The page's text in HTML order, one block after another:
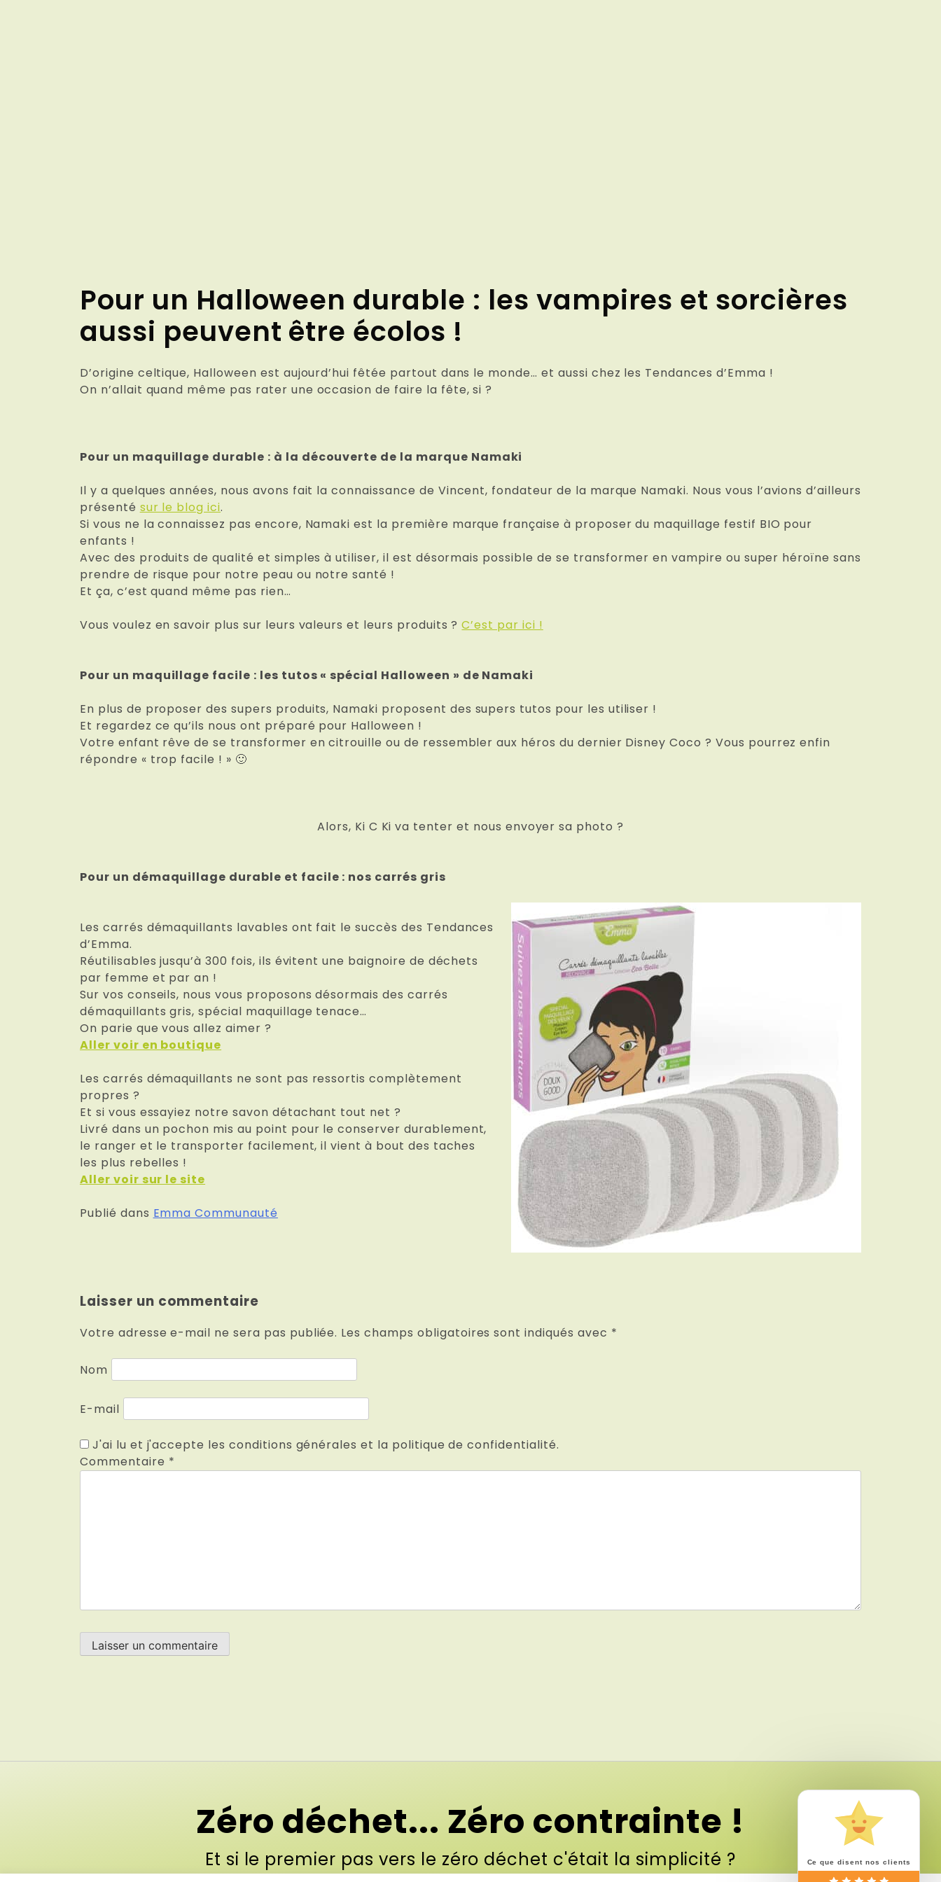
Pour un Halloween durable : les vampires et sorcières
aussi peuvent être écolos !
D’origine celtique, Halloween est aujourd’hui fêtée partout dans le monde… et aussi chez les Tendances d’Emma !
On n’allait quand même pas rater une occasion de faire la fête, si ?
Pour un maquillage durable : à la découverte de la marque Namaki
Il y a quelques années, nous avons fait la connaissance de Vincent, fondateur de la marque Namaki. Nous vous l’avions d’ailleurs
présenté sur le blog ici.
Si vous ne la connaissez pas encore, Namaki est la première marque française à proposer du maquillage festif BIO pour
enfants !
Avec des produits de qualité et simples à utiliser, il est désormais possible de se transformer en vampire ou super héroïne sans
prendre de risque pour notre peau ou notre santé !
Et ça, c’est quand même pas rien…
Vous voulez en savoir plus sur leurs valeurs et leurs produits ?C’est par ici !
Pour un maquillage facile : les tutos « spécial Halloween » de Namaki
En plus de proposer des supers produits, Namaki proposent des supers tutos pour les utiliser !
Et regardez ce qu’ils nous ont préparé pour Halloween !
Votre enfant rêve de se transformer en citrouille ou de ressembler aux héros du dernier Disney Coco ? Vous pourrez enfin
répondre « trop facile ! » 🙂
Alors, Ki C Ki va tenter et nous envoyer sa photo ?
Pour un démaquillage durable et facile : nos carrés gris
Les carrés démaquillants lavables ont fait le succès des Tendances
d’Emma.
Réutilisables jusqu’à 300 fois, ils évitent une baignoire de déchets
par femme et par an !
Sur vos conseils, nous vous proposons désormais des carrés
démaquillants gris, spécial maquillage tenace…
On parie que vous allez aimer ?
Aller voir en boutique
Les carrés démaquillants ne sont pas ressortis complètement
propres ?
Et si vous essayiez notre savon détachant tout net ?
Livré dans un pochon mis au point pour le conserver durablement,
le ranger et le transporter facilement, il vient à bout des taches
les plus rebelles !
Aller voir sur le site
Publié dans Emma Communauté
Laisser un commentaire
Votre adresse e-mail ne sera pas publiée. Les champs obligatoires sont indiqués avec *
Nom
E-mail
J'ai lu et j'accepte les conditions générales et la politique de confidentialité.
Commentaire *
Zéro déchet... Zéro contrainte !
Et si le premier pas vers le zéro déchet c'était la simplicité ? Ce que disent nos clients